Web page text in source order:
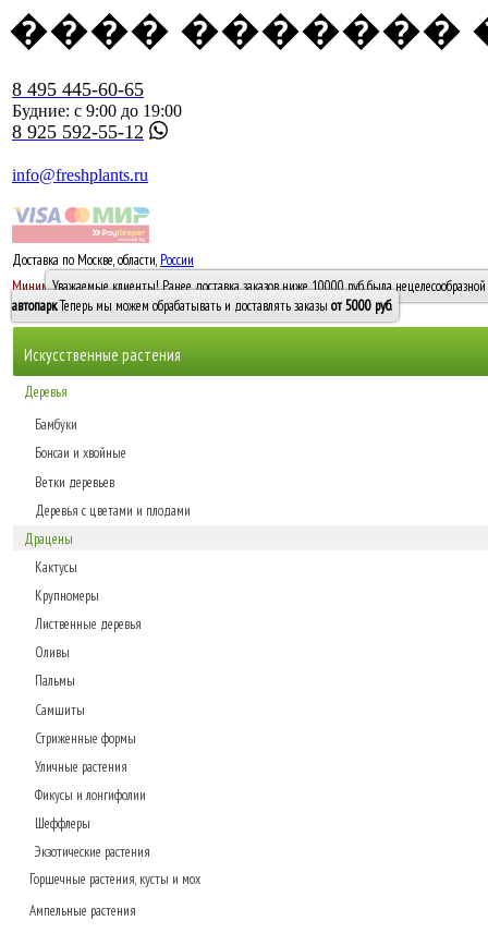
���� �������
8 495 445-60-65
Будние: с 9:00 до 19:00
8 925 592-55-12
info@freshplants.ru
Доставка по Москве, области, России
Минимальный заказ -10 0005000 руб.
Уважаемые клиенты! Ранее доставка заказов ниже 10000 руб. была
автопарк. Теперь мы можем обрабатывать и доставлять заказы от 5000 руб.
Искусственные растения
Деревья
Бамбуки
Бонсаи и хвойные
Ветки деревьев
Деревья с цветами и плодами
Драцены
Кактусы
Крупномеры
Лиственные деревья
Оливы
Пальмы
Самшиты
Стриженные формы
Уличные растения
Фикусы и лонгифолии
Шеффлеры
Экзотические растения
Горшечные растения, кусты и мох
Газонные коврики, мох
Ампельные растения